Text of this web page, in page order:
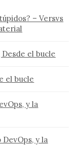
– Versvs
el bucle
el bucle
y la
y la